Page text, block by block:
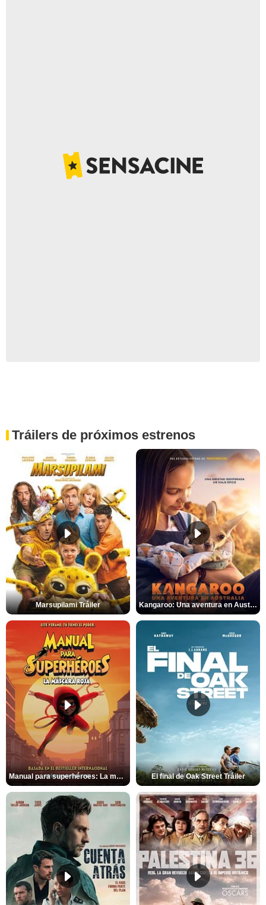
Tráilers de próximos estrenos
Marsupilami Tráiler Kangaroo: Una aventura en Australia Tráiler
Manual para superhéroes: La máscara roja Tráiler El final de Oak Street Tráiler